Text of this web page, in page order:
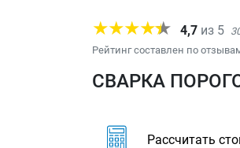
4,7 из 5
Рейтинг составлен по
СВАРКА
Рассчитать